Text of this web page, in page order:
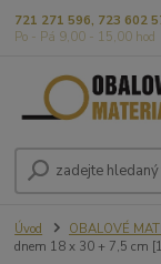
721 271 596, 723 602
Po - Pá 9,00 - 15,00 hod
Úvod OBALOVÉ
dnem 18 x 30 + 7,5 cm